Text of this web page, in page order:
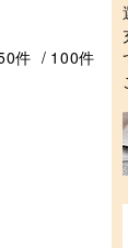
件 100件